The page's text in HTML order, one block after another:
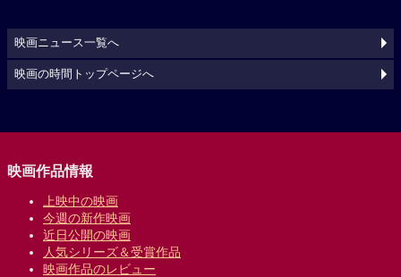
映画ニュース一覧へ
映画の時間トップページへ
映画作品情報
上映中の映画
今週の新作映画
近日公開の映画
人気シリーズ＆受賞作品
映画作品のレビュー